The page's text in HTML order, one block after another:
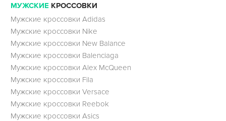
МУЖСКИЕ КРОССОВКИ
Мужские кроссовки Adidas
Мужские кроссовки Nike
Мужские кроссовки New Balance
Мужские кроссовки Balenciaga
Мужские кроссовки Alex McQueen
Мужские кроссовки Fila
Мужские кроссовки Versace
Мужские кроссовки Reebok
Мужские кроссовки Asics